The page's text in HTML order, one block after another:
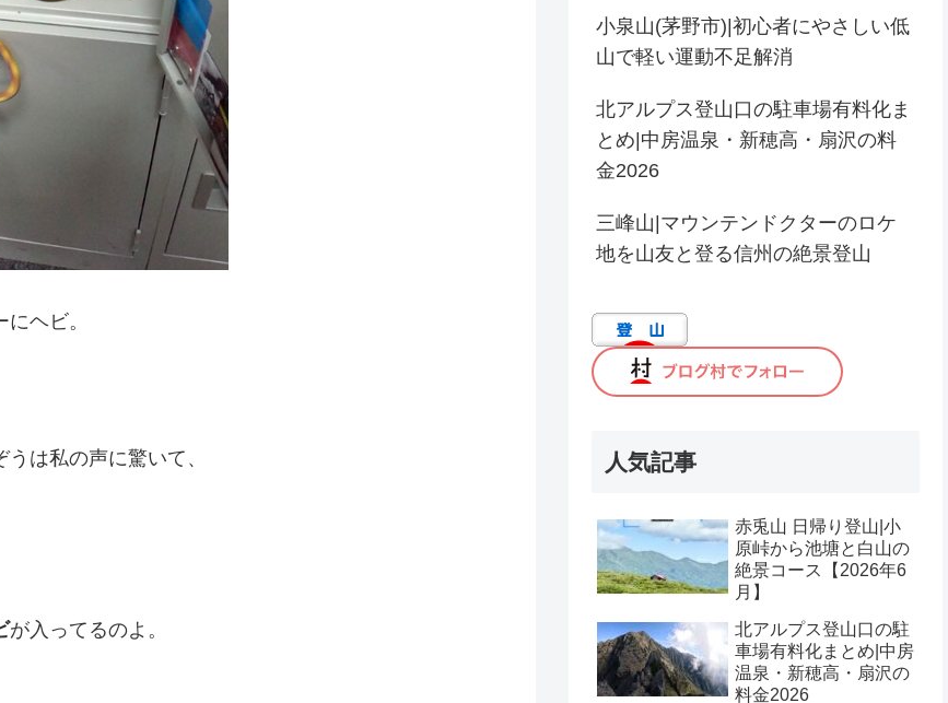
にヘビ。
は私の声に驚いて、
が入ってるのよ。
小泉山(茅野市)|初心者にやさしい低
山で軽い運動不足解消
北アルプス登山口の駐車場有料化ま
とめ|中房温泉・新穂高・扇沢の料
金2026
三峰山|マウンテンドクターのロケ
地を山友と登る信州の絶景登山
人気記事
赤兎山 日帰り登山|小
原峠から池塘と白山の
絶景コース【2026年6
月】
北アルプス登山口の駐
車場有料化まとめ|中房
温泉・新穂高・扇沢の
料金2026